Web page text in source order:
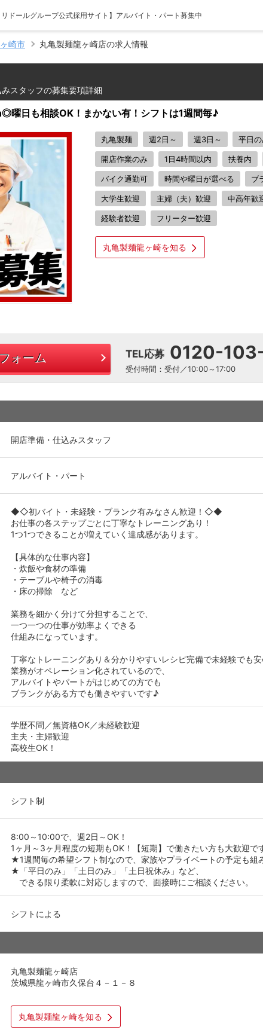
ドールグループ公式採用サイト】アルバイト・パート募集中
崎市 丸亀製麺龍ヶ崎店の求人情報
スタッフの募集要項詳細
曜日も相談OK！まかない有！シフトは1週間毎♪
丸亀製麺 週2日～ 週3日～ 平日
開店作業のみ 1日4時間以内 扶養内
バイク通勤可 時間や曜日が選べる ブ
大学生歓迎 主婦（夫）歓迎 中高年歓
経験者歓迎 フリーター歓迎
丸亀製麺龍ヶ崎を知る
ォーム TEL応募 0120-
受付時間：受付／10:00～17:00
開店準備・仕込みスタッフ
アルバイト・パート
◆◇初バイト・未経験・ブランク有みなさん歓迎！◇◆
お仕事の各ステップごとに丁寧なトレーニングあり！
1つ1つできることが増えていく達成感があります。
【具体的な仕事内容】
・炊飯や食材の準備
・テーブルや椅子の消毒
・床の掃除 など
業務を細かく分けて分担することで、
一つ一つの仕事が効率よくできる
仕組みになっています。
丁寧なトレーニングあり＆分かりやすいレシピ完備で未経験でも
業務がオペレーション化されているので、
アルバイトやパートがはじめての方でも
ブランクがある方でも働きやすいです♪
学歴不問／無資格OK／未経験歓迎
主夫・主婦歓迎
高校生OK！
シフト制
8:00～10:00で、週2日～OK！
1ヶ月～3ヶ月程度の短期もOK！【短期】で働きたい方も大歓迎で
★1週間毎の希望シフト制なので、家族やプライベートの予定も組
★「平日のみ」「土日のみ」「土日祝休み」など、
できる限り柔軟に対応しますので、面接時にご相談ください。
シフトによる
丸亀製麺龍ヶ崎店
茨城県龍ヶ崎市久保台４－１－８
丸亀製麺龍ヶ崎を知る